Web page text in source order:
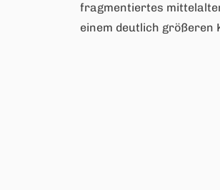
fragmentiertes
einem deutlich größeren